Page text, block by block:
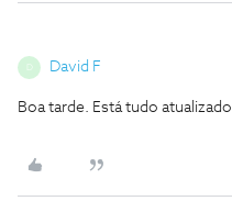
David F
Boa tarde. Está tudo atualizado